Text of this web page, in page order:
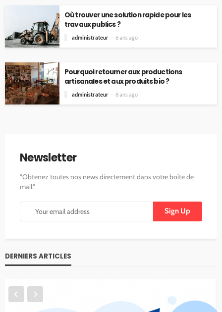
Où trouver une solution rapide pour les
travaux publics ?
administrateur 6 ans ago
Pourquoi retourner aux productions
artisanales et aux produits bio ?
administrateur 8 ans ago
Newsletter
"Obtenez toutes nos news directement dans votre boîte de
mail."
DERNIERS ARTICLES